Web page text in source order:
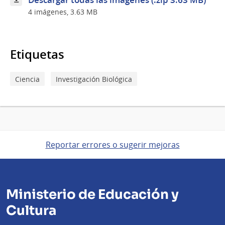
4 imágenes, 3.63 MB
Etiquetas
Ciencia Investigación Biológica
Reportar errores o sugerir mejoras
Ministerio de Educación y
Cultura